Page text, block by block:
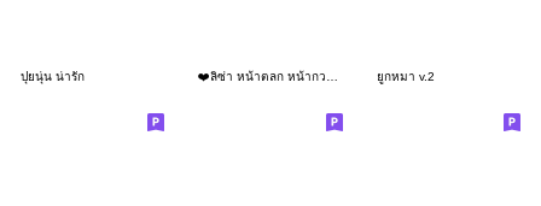
ปุยนุ่น น่ารัก ยูกหมา v.2